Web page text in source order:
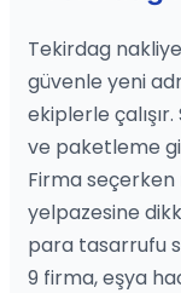
Tekirdag
güvenle yeni
ekiplerle
ve paketleme
Firma
yelpazesine
para tasarrufu
9 firma, eşya